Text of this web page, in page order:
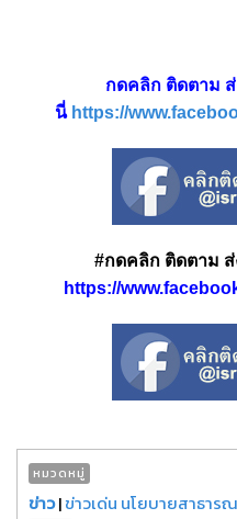
กดคลิก ติดตาม
นี่ https://
#กดคลิก ติดตาม
https://
หมวดหมู่
ข่าว|ข่าวเด่น นโยบายสาธาร